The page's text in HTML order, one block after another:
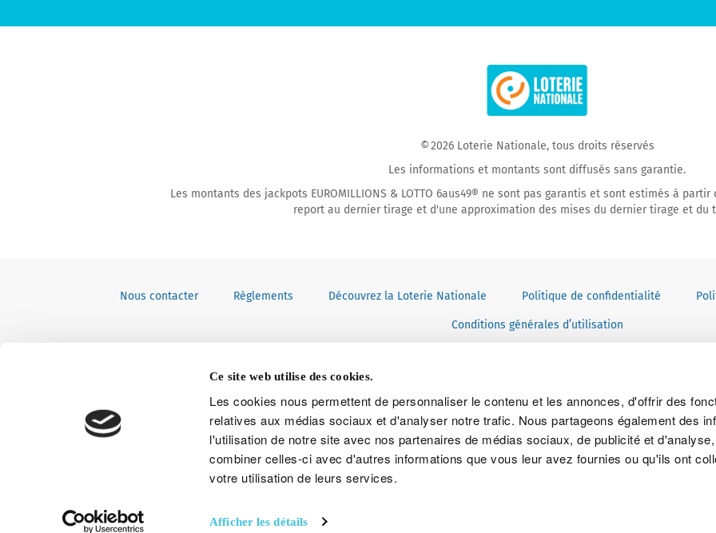
Ce site web utilise des cookies.
Les cookies nous permettent de personnaliser le contenu et les annonces, d'offrir des
relatives aux médias sociaux et d'analyser notre trafic. Nous partageons également des
l'utilisation de notre site avec nos partenaires de médias sociaux, de publicité et
combiner celles-ci avec d'autres informations que vous leur avez fournies ou qu'ils ont
votre utilisation de leurs services.
Afficher les détails
on
Facebook
© 2026 Loterie Nationale, tous droits réservés
Les informations et montants sont diffusés sans garantie.
Les montants des jackpots EUROMILLIONS & LOTTO 6aus49® ne sont pas garantis et sont estimés à
report au dernier tirage et d'une approximation des mises du dernier tirage et du
Nous contacter Règlements Découvrez la Loterie Nationale Politique de confidentialité
Conditions générales d’utilisation
Consulter les instructions
The